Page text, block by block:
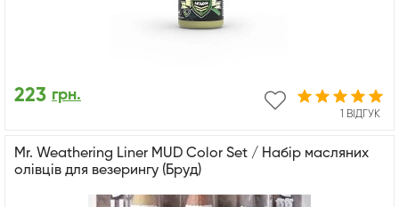
1 ВІДГУК
223 грн.
Mr. Weathering Liner MUD Color Set / Набір масляних
олівців для везерингу (Бруд)